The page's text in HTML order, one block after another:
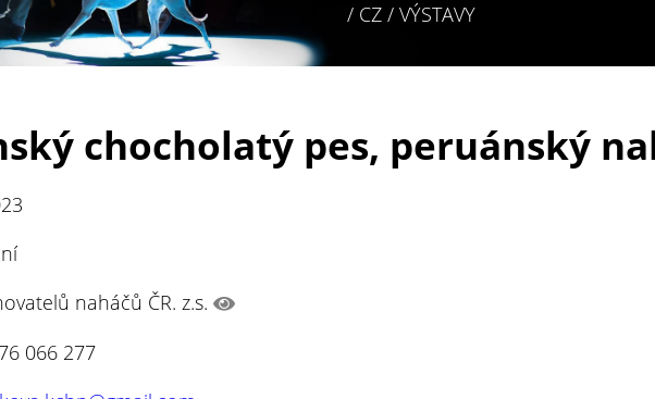
/ CZ / VÝSTAVY
chocholatý pes, peruánský
naháčů ČR. z.s.
066 277